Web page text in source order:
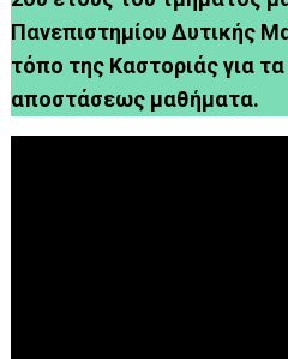
Πανεπιστημίου Δυτικής
τόπο της Καστοριάς για
αποστάσεως μαθήματα.